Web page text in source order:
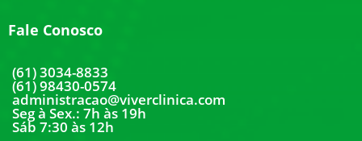
Fale Conosco
(61) 3034-8833
(61) 98430-0574
administracao@viverclinica.com
Seg à Sex.: 7h às 19h
Sáb 7:30 às 12h